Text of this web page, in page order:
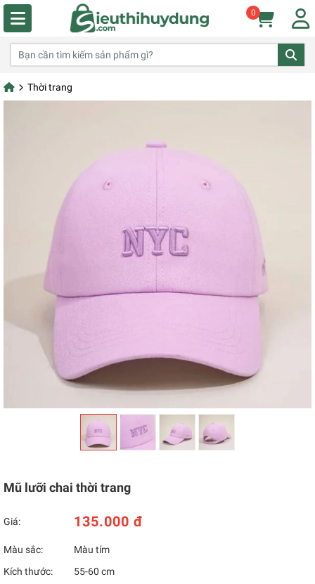
0
Thời trang
Mũ lưỡi chai thời trang
Giá: 135.000 đ
Màu sắc:
Màu tím
Kích thước:
55-60 cm